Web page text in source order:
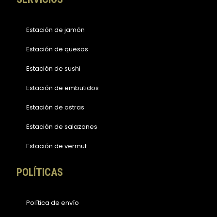
Estación de jamón
Estación de quesos
Estación de sushi
Estación de embutidos
Estación de ostras
Estación de salazones
Estación de vermut
POLÍTICAS
Política de envío